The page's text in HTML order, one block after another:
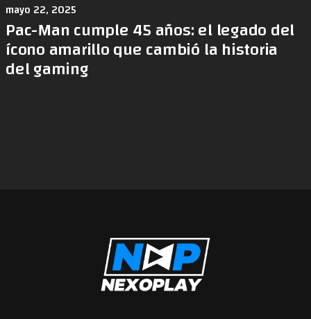
mayo 22, 2025
Pac-Man cumple 45 años: el legado del
ícono amarillo que cambió la historia
del gaming